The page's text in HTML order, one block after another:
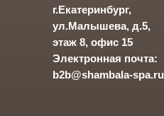
г.Екатеринбург,
ул.Малышева, д.5,
этаж 8, офис 15
Электронная почта:
b2b@shambala-spa.ru